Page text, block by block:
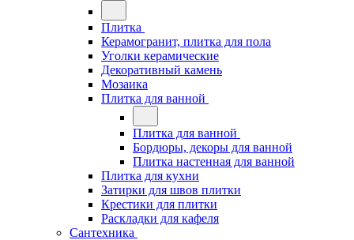
Плитка
Керамогранит, плитка для пола
Уголки керамические
Декоративный камень
Мозаика
Плитка для ванной
Плитка для ванной
Бордюры, декоры для ванной
Плитка настенная для ванной
Плитка для кухни
Затирки для швов плитки
Крестики для плитки
Раскладки для кафеля
Сантехника